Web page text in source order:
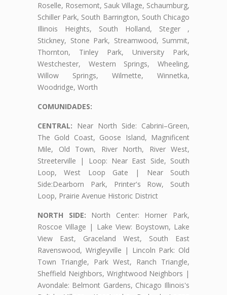
Roselle, Rosemont, Sauk Village, Schaumburg,
Schiller Park, South Barrington, South Chicago
Illinois Heights, South Holland, Steger ,
Stickney, Stone Park, Streamwood, Summit,
Thornton, Tinley Park, University Park,
Westchester, Western Springs, Wheeling,
Willow Springs, Wilmette, Winnetka,
Woodridge, Worth
COMUNIDADES:
CENTRAL: Near North Side: Cabrini–Green,
The Gold Coast, Goose Island, Magnificent
Mile, Old Town, River North, River West,
Streeterville | Loop: Near East Side, South
Loop, West Loop Gate | Near South
Side:Dearborn Park, Printer's Row, South
Loop, Prairie Avenue Historic District
NORTH SIDE: North Center: Horner Park,
Roscoe Village | Lake View: Boystown, Lake
View East, Graceland West, South East
Ravenswood, Wrigleyville | Lincoln Park: Old
Town Triangle, Park West, Ranch Triangle,
Sheffield Neighbors, Wrightwood Neighbors |
Avondale: Belmont Gardens, Chicago Illinois's